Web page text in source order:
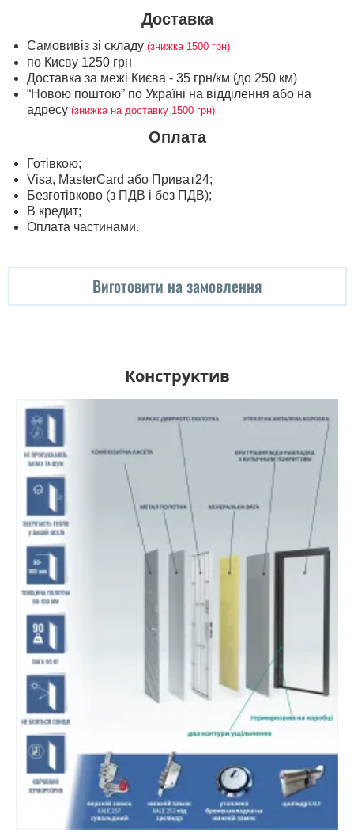
Доставка
Самовивіз зі складу (знижка 1500 грн)
по Києву 1250 грн
Доставка за межі Києва - 35 грн/км (до 250 км)
“Новою поштою” по Україні на відділення або на
адресу (знижка на доставку 1500 грн)
Оплата
Готівкою;
Visa, MasterСard або Приват24;
Безготівково (з ПДВ і без ПДВ);
В кредит;
Оплата частинами.
Виготовити на замовлення
Конструктив